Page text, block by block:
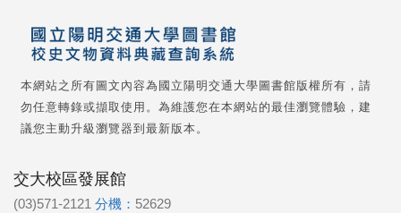
本網站之所有圖文內容為國立陽明交通大學圖書館版權所有，請
勿任意轉錄或擷取使用。為維護您在本網站的最佳瀏覽體驗，建
議您主動升級瀏覽器到最新版本。
交大校區發展館
(03)571-2121 分機： 52629